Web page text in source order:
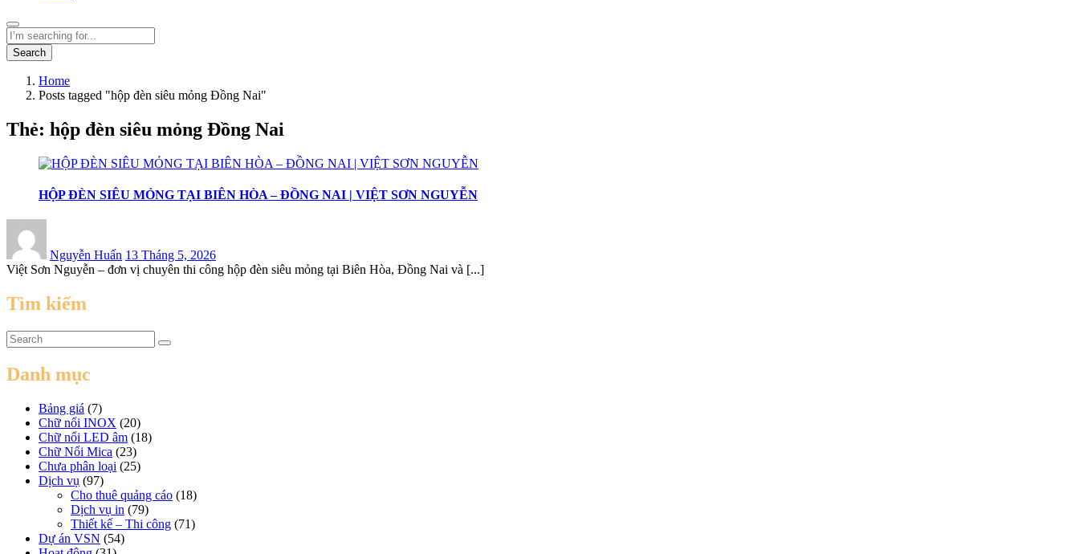
Search
Home
Posts tagged "hộp đèn siêu mỏng Đồng Nai"
Thẻ: hộp đèn siêu mỏng Đồng Nai
HỘP ĐÈN SIÊU MỎNG TẠI BIÊN HÒA – ĐỒNG NAI | VIỆT SƠN NGUYỄN
Nguyễn Huấn 13 Tháng 5, 2026
Việt Sơn Nguyễn – đơn vị chuyên thi công hộp đèn siêu mỏng tại Biên Hòa, Đồng Nai và [...]
Tìm kiếm
Danh mục
Bảng giá (7)
Chữ nổi INOX (20)
Chữ nổi LED âm (18)
Chữ Nổi Mica (23)
Chưa phân loại (25)
Dịch vụ (97)
Cho thuê quảng cáo (18)
Dịch vụ in (79)
Thiết kế – Thi công (71)
Dự án VSN (54)